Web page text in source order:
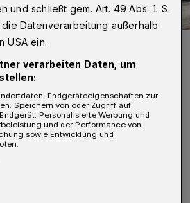
versprochene
sei zu wenig.
und schließt gem. Art. 49 Abs. 1 S.
die Datenverarbeitung außerhalb
USA ein.
verarbeiten Daten, um
Endgeräteeigenschaften zur
Speichern von oder Zugriff auf
Personalisierte Werbung und
und der Performance von
sowie Entwicklung und